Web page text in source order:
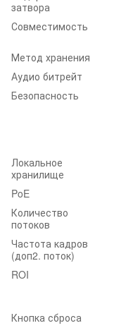
затвора
Совместимость
Метод хранения
Аудио битрейт
Безопасность
Локальное
хранилище
PoE
Количество
потоков
Частота кадров
(доп2. поток)
ROI
Кнопка сброса